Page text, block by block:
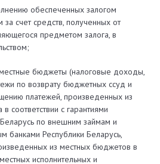
обеспеченных залогом
за счет средств, полученных от
предметом залога, в
бюджеты (налоговые доходы,
по возврату бюджетных ссуд и
платежей, произведенных из
соответствии с гарантиями
Беларусь по внешним займам и
банками Республики Беларусь,
из местных бюджетов в
исполнительных и